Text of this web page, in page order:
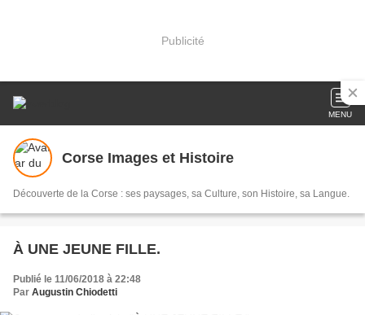
Publicité
MENU
Corse Images et Histoire
Découverte de la Corse : ses paysages, sa Culture, son Histoire, sa Langue.
À UNE JEUNE FILLE.
Publié le 11/06/2018 à 22:48
Par Augustin Chiodetti